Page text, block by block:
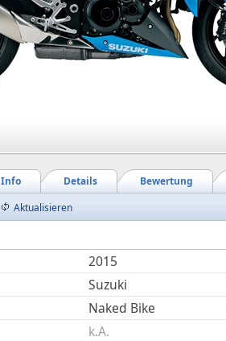
Bewertung
Details
Info
Aktualisieren
2015
Suzuki
Naked Bike
k.A.